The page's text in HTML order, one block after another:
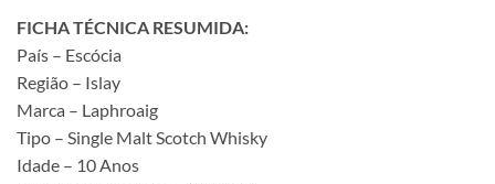
FICHA TÉCNICA RESUMIDA:
País – Escócia
Região – Islay
Marca – Laphroaig
Tipo – Single Malt Scotch Whisky
Idade – 10 Anos